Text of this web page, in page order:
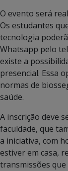
O evento será
Os estudantes
tecnologia
Whatsapp pelo
existe a
presencial. Essa
normas de
saúde.
A inscrição deve
faculdade, que
a iniciativa, com
estiver em casa,
transmissões que